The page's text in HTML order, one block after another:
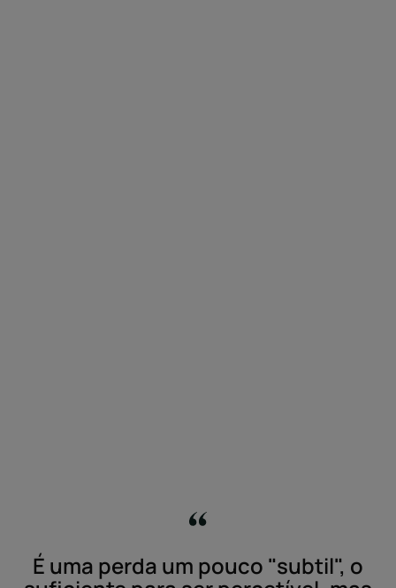
É uma perda um pouco "subtil", o